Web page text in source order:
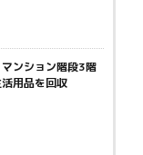
ンション階段3階
用品を回収